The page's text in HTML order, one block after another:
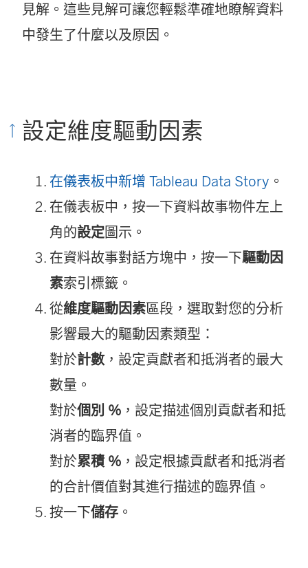
見解。這些見解可讓您輕鬆準確地瞭解資料
中發生了什麼以及原因。
設定維度驅動因素
在儀表板中新增 Tableau Data Story 。
在儀表板中，按一下資料故事物件左上
角的設定圖示。
在資料故事對話方塊中，按一下驅動因
素索引標籤。
從維度驅動因素區段，選取對您的分析
影響最大的驅動因素類型：
對於計數，設定貢獻者和抵消者的最大
數量。
對於個別 % ，設定描述個別貢獻者和抵
消者的臨界值。
對於累積 % ，設定根據貢獻者和抵消者
的合計價值對其進行描述的臨界值。
按一下儲存 。